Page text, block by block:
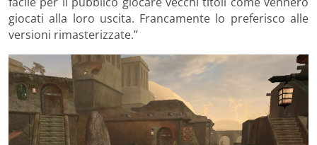
giocati alla loro uscita. Francamente lo preferisco alle
versioni rimasterizzate.”